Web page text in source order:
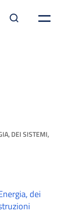
DEI SISTEMI,
dei